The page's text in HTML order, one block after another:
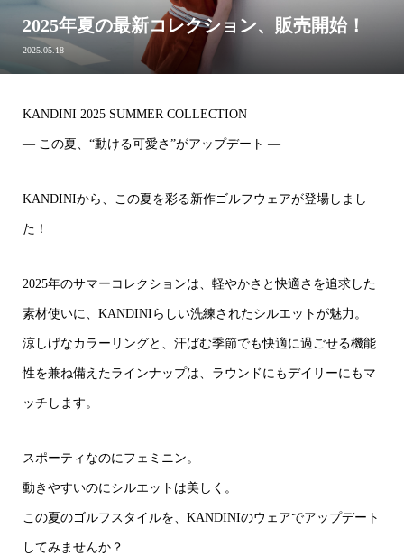
2025年夏の最新コレクション、販売開始！
2025.05.18
KANDINI 2025 SUMMER COLLECTION
― この夏、“動ける可愛さ”がアップデート ―
KANDINIから、この夏を彩る新作ゴルフウェアが登場しまし
た！
2025年のサマーコレクションは、軽やかさと快適さを追求した
素材使いに、KANDINIらしい洗練されたシルエットが魅力。
涼しげなカラーリングと、汗ばむ季節でも快適に過ごせる機能
性を兼ね備えたラインナップは、ラウンドにもデイリーにもマ
ッチします。
スポーティなのにフェミニン。
動きやすいのにシルエットは美しく。
この夏のゴルフスタイルを、KANDINIのウェアでアップデート
してみませんか？